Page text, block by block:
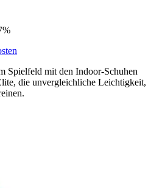
Spielfeld mit den Indoor-Schuhen
die unvergleichliche Leichtigkeit,